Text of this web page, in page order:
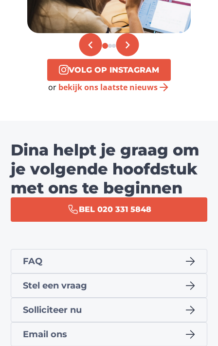
VOLG OP INSTAGRAM
or bekijk ons laatste nieuws
Dina helpt je graag om
je volgende hoofdstuk
met ons te beginnen
BEL 020 331 5848
FAQ
Stel een vraag
Solliciteer nu
Email ons